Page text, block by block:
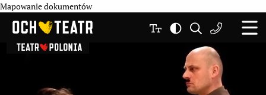
Mapowanie dokumentów